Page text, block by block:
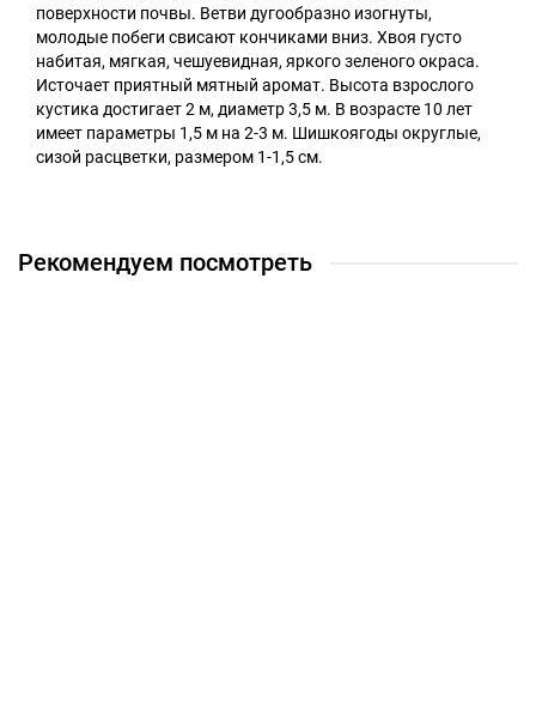
поверхности почвы. Ветви дугообразно изогнуты,
молодые побеги свисают кончиками вниз. Хвоя густо
набитая, мягкая, чешуевидная, яркого зеленого окраса.
Источает приятный мятный аромат. Высота взрослого
кустика достигает 2 м, диаметр 3,5 м. В возрасте 10 лет
имеет параметры 1,5 м на 2-3 м. Шишкоягоды округлые,
сизой расцветки, размером 1-1,5 см.
Рекомендуем посмотреть